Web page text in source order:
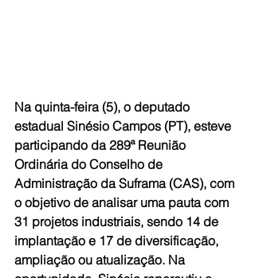
Na quinta-feira (5), o deputado
estadual Sinésio Campos (PT), esteve
participando da 289ª Reunião
Ordinária do Conselho de
Administração da Suframa (CAS), com
o objetivo de analisar uma pauta com
31 projetos industriais, sendo 14 de
implantação e 17 de diversificação,
ampliação ou atualização. Na